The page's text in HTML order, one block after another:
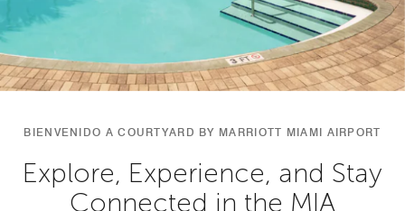
BIENVENIDO A COURTYARD BY MARRIOTT MIAMI AIRPORT
Explore, Experience, and Stay
Connected in the MIA